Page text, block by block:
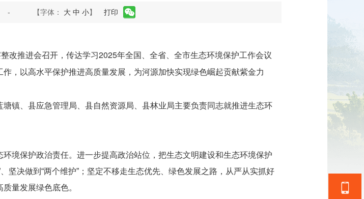
- 【字体： 大 中 小】 打印
改推进会召开，传达学习2025年全国、全省、全市生态环境保护工作会议
，以高水平保护推进高质量发展，为河源加快实现绿色崛起贡献紫金力
镇、县应急管理局、县自然资源局、县林业局主要负责同志就推进生态环
境保护政治责任。进一步提高政治站位，把生态文明建设和生态环境保护
坚决做到“两个维护”；坚定不移走生态优先、绿色发展之路，从严从实抓好
量发展绿色底色。